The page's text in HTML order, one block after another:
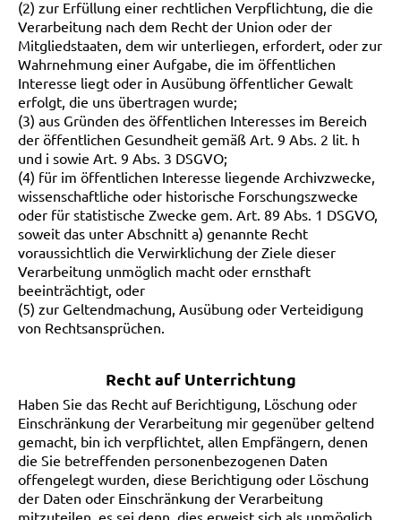
(2) zur Erfüllung einer rechtlichen Verpflichtung, die die
Verarbeitung nach dem Recht der Union oder der
Mitgliedstaaten, dem wir unterliegen, erfordert, oder zur
Wahrnehmung einer Aufgabe, die im öffentlichen
Interesse liegt oder in Ausübung öffentlicher Gewalt
erfolgt, die uns übertragen wurde;
(3) aus Gründen des öffentlichen Interesses im Bereich
der öffentlichen Gesundheit gemäß Art. 9 Abs. 2 lit. h
und i sowie Art. 9 Abs. 3 DSGVO;
(4) für im öffentlichen Interesse liegende Archivzwecke,
wissenschaftliche oder historische Forschungszwecke
oder für statistische Zwecke gem. Art. 89 Abs. 1 DSGVO,
soweit das unter Abschnitt a) genannte Recht
voraussichtlich die Verwirklichung der Ziele dieser
Verarbeitung unmöglich macht oder ernsthaft
beeinträchtigt, oder
(5) zur Geltendmachung, Ausübung oder Verteidigung
von Rechtsansprüchen.
Recht auf Unterrichtung
Haben Sie das Recht auf Berichtigung, Löschung oder
Einschränkung der Verarbeitung mir gegenüber geltend
gemacht, bin ich verpflichtet, allen Empfängern, denen
die Sie betreffenden personenbezogenen Daten
offengelegt wurden, diese Berichtigung oder Löschung
der Daten oder Einschränkung der Verarbeitung
mitzuteilen, es sei denn, dies erweist sich als unmöglich